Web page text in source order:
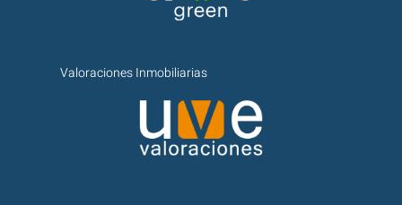
Valoraciones Inmobiliarias